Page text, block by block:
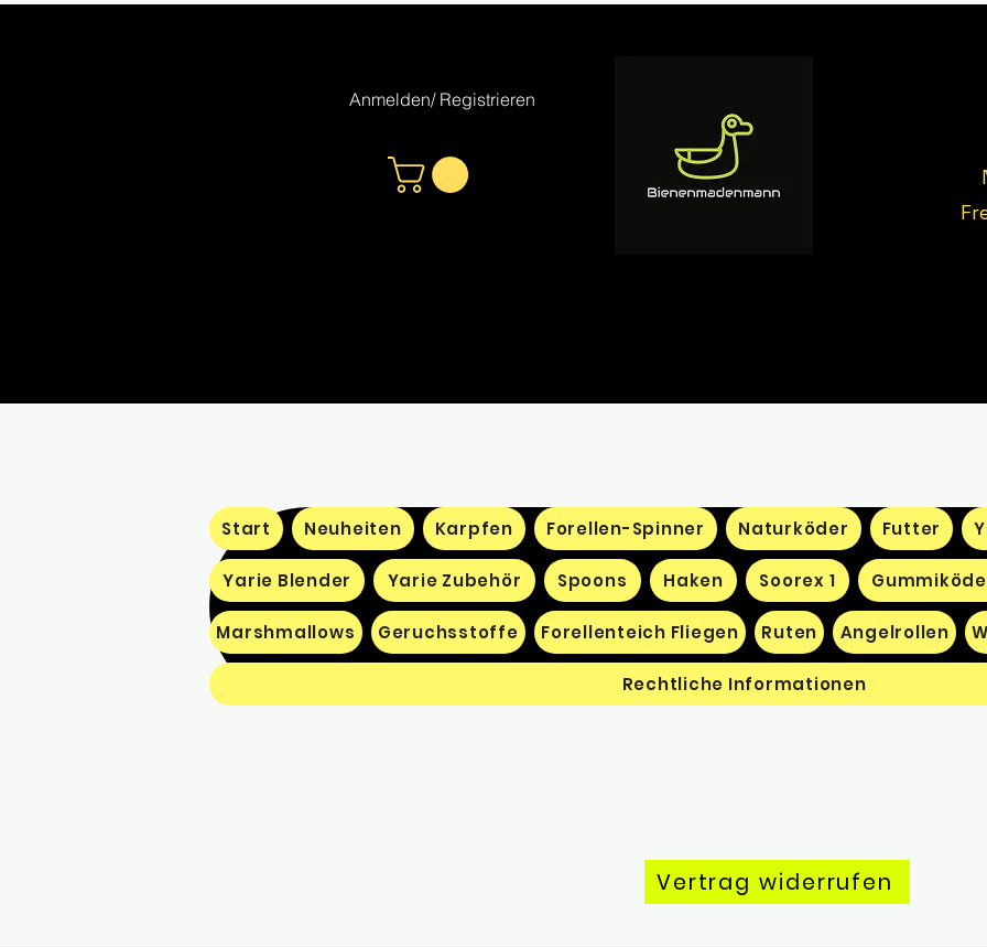
Anmelden/ Registrieren
Start Neuheiten Karpfen Forellen-Spinner Naturköder Futter
Yarie Blender Yarie Zubehör Spoons Haken Soorex 1
Marshmallows Geruchsstoffe Forellenteich Fliegen Ruten Angelrollen
Rechtliche Informationen
Vertrag widerrufen